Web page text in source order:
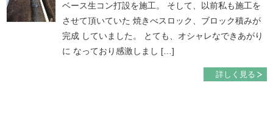
ベース生コン打設を施工。 そして、以前私も施工を
させて頂いていた 焼きべスロック、ブロック積みが
完成 していました。 とても、オシャレなできあがり
に なっており感激しまし […]
詳しく見る